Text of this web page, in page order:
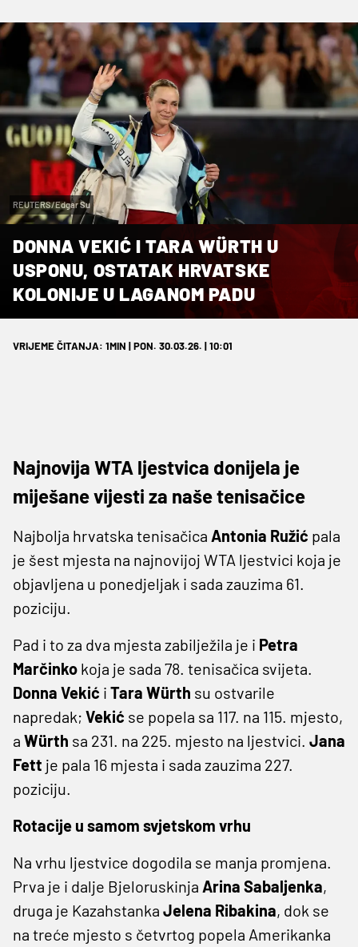
REUTERS/Edgar Su
DONNA VEKIĆ I TARA WÜRTH U
USPONU, OSTATAK HRVATSKE
KOLONIJE U LAGANOM PADU
VRIJEME ČITANJA: 1MIN | PON. 30.03.26. | 10:01
Najnovija WTA ljestvica donijela je
miješane vijesti za naše tenisačice
Najbolja hrvatska tenisačica Antonia Ružić pala
je šest mjesta na najnovijoj WTA ljestvici koja je
objavljena u ponedjeljak i sada zauzima 61.
poziciju.
Pad i to za dva mjesta zabilježila je i Petra
Marčinko koja je sada 78. tenisačica svijeta.
Donna Vekić i Tara Würth su ostvarile
napredak; Vekić se popela sa 117. na 115. mjesto,
a Würth sa 231. na 225. mjesto na ljestvici. Jana
Fett je pala 16 mjesta i sada zauzima 227.
poziciju.
Rotacije u samom svjetskom vrhu
Na vrhu ljestvice dogodila se manja promjena.
Prva je i dalje Bjeloruskinja Arina Sabaljenka,
druga je Kazahstanka Jelena Ribakina, dok se
na treće mjesto s četvrtog popela Amerikanka